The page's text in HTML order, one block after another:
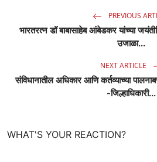
PREVIOUS
भारतरत्न डॉ बाबासाहेब आंबेडकर यांच्या
उजाळा...
NEXT ARTICLE
संविधानातील अधिकार आणि कर्तव्याच्या
-जिल्हाधिकारी...
WHAT'S YOUR REACTION?